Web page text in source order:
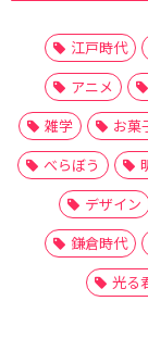
江戸時代
アニメ
雑学
お菓
べらぼう
デザイン
鎌倉時代
光る